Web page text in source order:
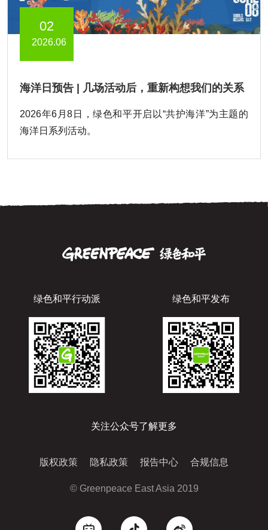
02
2026.06
海洋日预告 | 几场活动后，重新构想我们的关系
2026年6月8日，绿色和平开启以“共护海洋”为主题的
海洋日系列活动。
绿色和平行动派 绿色和平发布
关注公众号了解更多
版权政策 隐私政策 报告中心 合规信息
© Greenpeace East Asia 2019